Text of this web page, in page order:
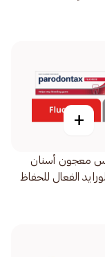
+
معجون أسنان
الفعال للحفاظ
والأسنان 75مل